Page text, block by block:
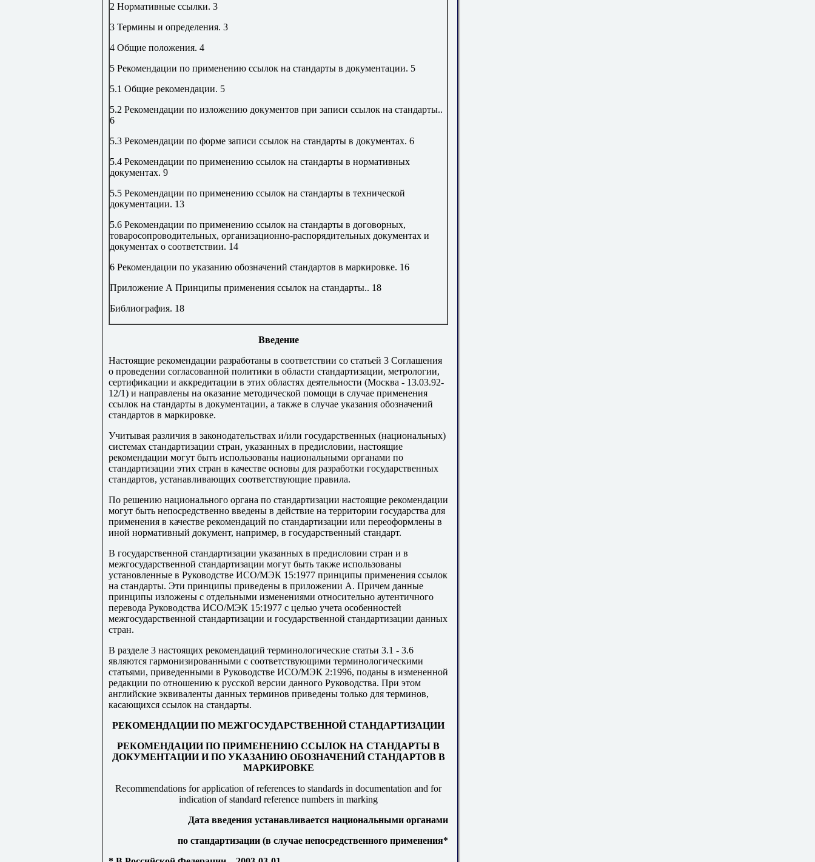
2 Нормативные ссылки. 3
3 Термины и определения. 3
4 Общие положения. 4
5 Рекомендации по применению ссылок на стандарты в документации. 5
5.1 Общие рекомендации. 5
5.2 Рекомендации по изложению документов при записи ссылок на стандарты..
6
5.3 Рекомендации по форме записи ссылок на стандарты в документах. 6
5.4 Рекомендации по применению ссылок на стандарты в нормативных
документах. 9
5.5 Рекомендации по применению ссылок на стандарты в технической
документации. 13
5.6 Рекомендации по применению ссылок на стандарты в договорных,
товаросопроводительных, организационно-распорядительных документах и
документах о соответствии. 14
6 Рекомендации по указанию обозначений стандартов в маркировке. 16
Приложение А Принципы применения ссылок на стандарты.. 18
Библиография. 18
Введение
Настоящие рекомендации разработаны в соответствии со статьей 3 Соглашения
о проведении согласованной политики в области стандартизации, метрологии,
сертификации и аккредитации в этих областях деятельности (Москва - 13.03.92-
12/1) и направлены на оказание методической помощи в случае применения
ссылок на стандарты в документации, а также в случае указания обозначений
стандартов в маркировке.
Учитывая различия в законодательствах и/или государственных (национальных)
системах стандартизации стран, указанных в предисловии, настоящие
рекомендации могут быть использованы национальными органами по
стандартизации этих стран в качестве основы для разработки государственных
стандартов, устанавливающих соответствующие правила.
По решению национального органа по стандартизации настоящие рекомендации
могут быть непосредственно введены в действие на территории государства для
применения в качестве рекомендаций по стандартизации или переоформлены в
иной нормативный документ, например, в государственный стандарт.
В государственной стандартизации указанных в предисловии стран и в
межгосударственной стандартизации могут быть также использованы
установленные в Руководстве ИСО/МЭК 15:1977 принципы применения ссылок
на стандарты. Эти принципы приведены в приложении А. Причем данные
принципы изложены с отдельными изменениями относительно аутентичного
перевода Руководства ИСО/МЭК 15:1977 с целью учета особенностей
межгосударственной стандартизации и государственной стандартизации данных
стран.
В разделе 3 настоящих рекомендаций терминологические статьи 3.1 - 3.6
являются гармонизированными с соответствующими терминологическими
статьями, приведенными в Руководстве ИСО/МЭК 2:1996, поданы в измененной
редакции по отношению к русской версии данного Руководства. При этом
английские эквиваленты данных терминов приведены только для терминов,
касающихся ссылок на стандарты.
РЕКОМЕНДАЦИИ ПО МЕЖГОСУДАРСТВЕННОЙ СТАНДАРТИЗАЦИИ
РЕКОМЕНДАЦИИ ПО ПРИМЕНЕНИЮ ССЫЛОК НА СТАНДАРТЫ В
ДОКУМЕНТАЦИИ И ПО УКАЗАНИЮ ОБОЗНАЧЕНИЙ СТАНДАРТОВ В
МАРКИРОВКЕ
Recommendations for application of references to standards in documentation and for
indication of standard reference numbers in marking
Дата введения устанавливается национальными органами
по стандартизации (в случае непосредственного применения*